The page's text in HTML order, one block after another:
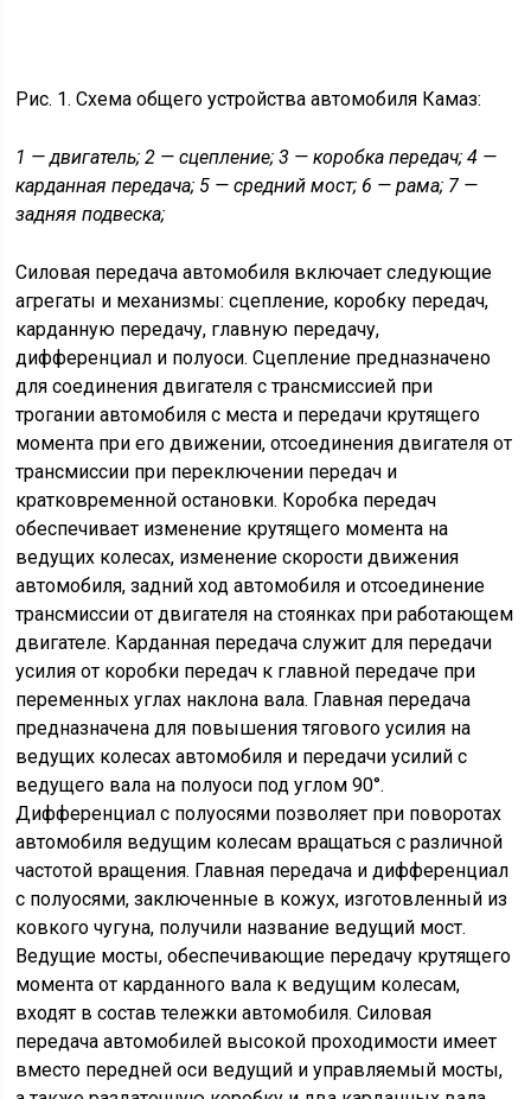
Рис. 1. Схема общего устройства автомобиля Камаз:
1 — двигатель; 2 — сцепление; 3 — коробка передач; 4 —
карданная передача; 5 — средний мост; 6 — рама; 7 —
задняя подвеска;
Силовая передача автомобиля включает следующие
агрегаты и механизмы: сцепление, коробку передач,
карданную передачу, главную передачу,
дифференциал и полуоси. Сцепление предназначено
для соединения двигателя с трансмиссией при
трогании автомобиля с места и передачи крутящего
момента при его движении, отсоединения двигателя от
трансмиссии при переключении передач и
кратковременной остановки. Коробка передач
обеспечивает изменение крутящего момента на
ведущих колесах, изменение скорости движения
автомобиля, задний ход автомобиля и отсоединение
трансмиссии от двигателя на стоянках при работающем
двигателе. Карданная передача служит для передачи
усилия от коробки передач к главной передаче при
переменных углах наклона вала. Главная передача
предназначена для повышения тягового усилия на
ведущих колесах автомобиля и передачи усилий с
ведущего вала на полуоси под углом 90°.
Дифференциал с полуосями позволяет при поворотах
автомобиля ведущим колесам вращаться с различной
частотой вращения. Главная передача и дифференциал
с полуосями, заключенные в кожух, изготовленный из
ковкого чугуна, получили название ведущий мост.
Ведущие мосты, обеспечивающие передачу крутящего
момента от карданного вала к ведущим колесам,
входят в состав тележки автомобиля. Силовая
передача автомобилей высокой проходимости имеет
вместо передней оси ведущий и управляемый мосты,